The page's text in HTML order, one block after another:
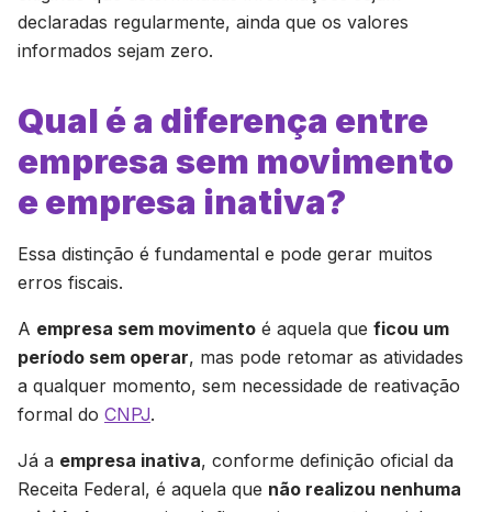
declaradas regularmente, ainda que os valores
informados sejam zero.
Qual é a diferença entre
empresa sem movimento
e empresa inativa?
Essa distinção é fundamental e pode gerar muitos
erros fiscais.
A empresa sem movimento é aquela que ficou um
período sem operar, mas pode retomar as atividades
a qualquer momento, sem necessidade de reativação
formal do CNPJ.
Já a empresa inativa, conforme definição oficial da
Receita Federal, é aquela que não realizou nenhuma